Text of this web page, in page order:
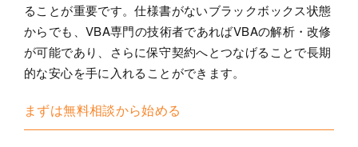
ることが重要です。仕様書がないブラックボックス状態
からでも、VBA専門の技術者であればVBAの解析・改修
が可能であり、さらに保守契約へとつなげることで長期
的な安心を手に入れることができます。
まずは無料相談から始める